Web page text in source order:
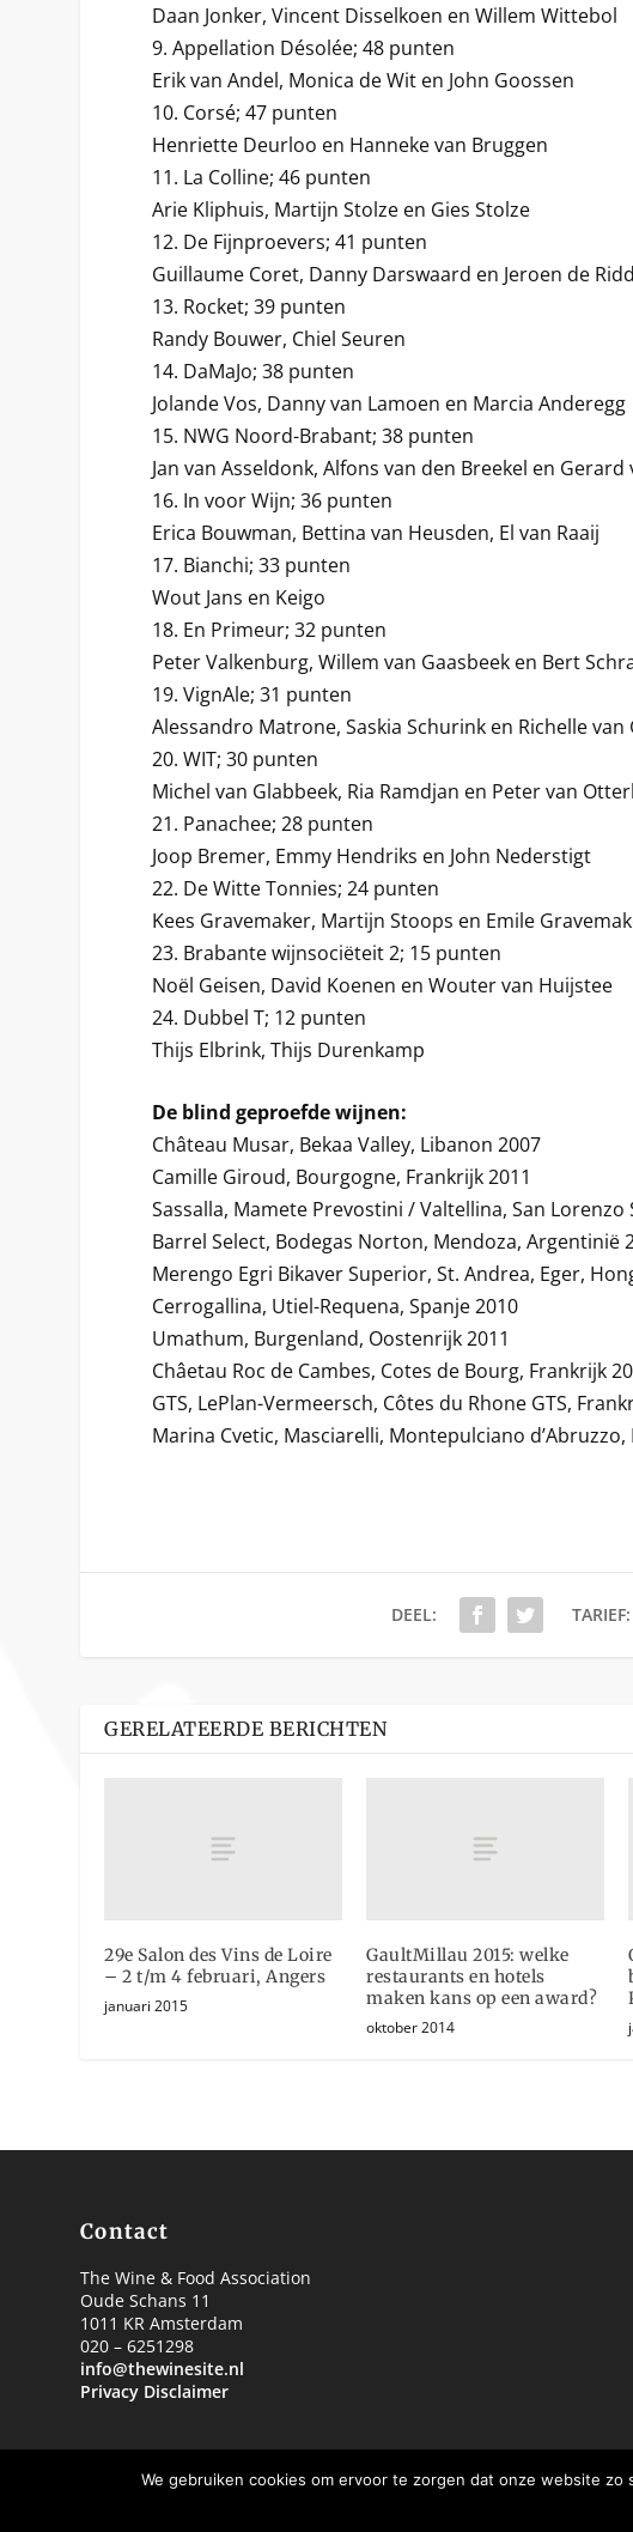
Daan Jonker, Vincent Disselkoen en Willem Wittebol
9. Appellation Désolée; 48 punten
Erik van Andel, Monica de Wit en John Goossen
10. Corsé; 47 punten
Henriette Deurloo en Hanneke van Bruggen
11. La Colline; 46 punten
Arie Kliphuis, Martijn Stolze en Gies Stolze
12. De Fijnproevers; 41 punten
Guillaume Coret, Danny Darswaard en Jeroen de
13. Rocket; 39 punten
Randy Bouwer, Chiel Seuren
14. DaMaJo; 38 punten
Jolande Vos, Danny van Lamoen en Marcia Anderegg
15. NWG Noord-Brabant; 38 punten
Jan van Asseldonk, Alfons van den Breekel en Gerard
16. In voor Wijn; 36 punten
Erica Bouwman, Bettina van Heusden, El van Raaij
17. Bianchi; 33 punten
Wout Jans en Keigo
18. En Primeur; 32 punten
Peter Valkenburg, Willem van Gaasbeek en Bert
19. VignAle; 31 punten
Alessandro Matrone, Saskia Schurink en Richelle van
20. WIT; 30 punten
Michel van Glabbeek, Ria Ramdjan en Peter van
21. Panachee; 28 punten
Joop Bremer, Emmy Hendriks en John Nederstigt
22. De Witte Tonnies; 24 punten
Kees Gravemaker, Martijn Stoops en Emile
23. Brabante wijnsociëteit 2; 15 punten
Noël Geisen, David Koenen en Wouter van Huijstee
24. Dubbel T; 12 punten
Thijs Elbrink, Thijs Durenkamp
De blind geproefde wijnen:
Château Musar, Bekaa Valley, Libanon 2007
Camille Giroud, Bourgogne, Frankrijk 2011
Sassalla, Mamete Prevostini / Valtellina, San
Barrel Select, Bodegas Norton, Mendoza, Argentinië
Merengo Egri Bikaver Superior, St. Andrea, Eger,
Cerrogallina, Utiel-Requena, Spanje 2010
Umathum, Burgenland, Oostenrijk 2011
Châetau Roc de Cambes, Cotes de Bourg, Frankrijk
GTS, LePlan-Vermeersch, Côtes du Rhone GTS,
Marina Cvetic, Masciarelli, Montepulciano d’Abruzzo,
DEEL: TARIEF:
GERELATEERDE BERICHTEN
29e Salon des Vins de Loire
– 2 t/m 4 februari, Angers
januari 2015
GaultMillau 2015: welke
restaurants en hotels
maken kans op een award?
oktober 2014
Contact
The Wine & Food Association
Oude Schans 11
1011 KR Amsterdam
020 – 6251298
info@thewinesite.nl
Privacy Disclaimer
We gebruiken cookies om ervoor te zorgen dat onze website